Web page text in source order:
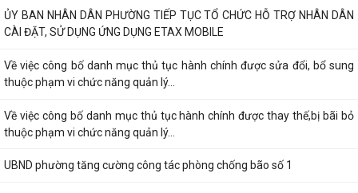
ỦY BAN NHÂN DÂN PHƯỜNG TIẾP TỤC TỔ CHỨC HỖ TRỢ NHÂN DÂN
CÀI ĐẶT, SỬ DỤNG ỨNG DỤNG ETAX MOBILE
Về việc công bố danh mục thủ tục hành chính được sửa đổi, bổ sung
thuộc phạm vi chức năng quản lý...
Về việc công bố danh mục thủ tục hành chính được thay thế,bị bãi bỏ
thuộc phạm vi chức năng quản lý...
UBND phường tăng cường công tác phòng chống bão số 1